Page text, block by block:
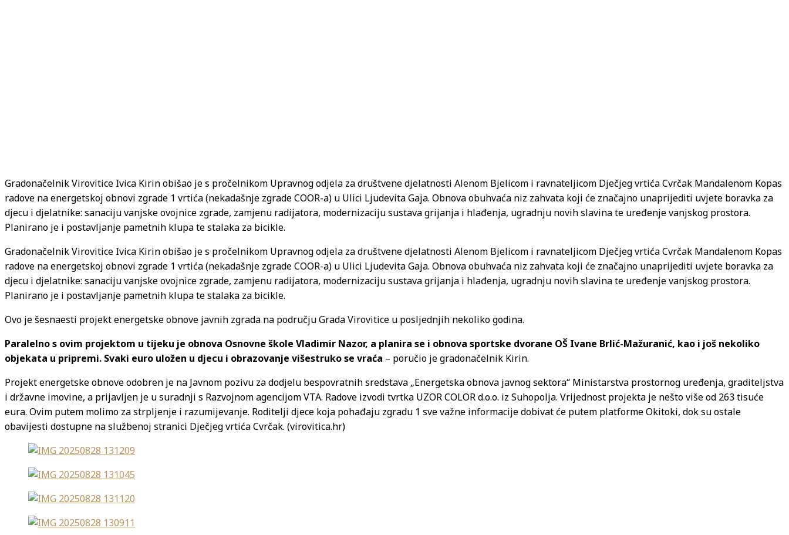
Gradonačelnik Virovitice Ivica Kirin obišao je s pročelnikom Upravnog odjela za društvene djelatnosti Alenom Bjelicom i ravnateljicom Dječjeg vrtića Cvrčak Mandalenom Kopas
radove na energetskoj obnovi zgrade 1 vrtića (nekadašnje zgrade COOR-a) u Ulici Ljudevita Gaja. Obnova obuhvaća niz zahvata koji će značajno unaprijediti uvjete boravka za
djecu i djelatnike: sanaciju vanjske ovojnice zgrade, zamjenu radijatora, modernizaciju sustava grijanja i hlađenja, ugradnju novih slavina te uređenje vanjskog prostora.
Planirano je i postavljanje pametnih klupa te stalaka za bicikle.
Gradonačelnik Virovitice Ivica Kirin obišao je s pročelnikom Upravnog odjela za društvene djelatnosti Alenom Bjelicom i ravnateljicom Dječjeg vrtića Cvrčak Mandalenom Kopas
radove na energetskoj obnovi zgrade 1 vrtića (nekadašnje zgrade COOR-a) u Ulici Ljudevita Gaja. Obnova obuhvaća niz zahvata koji će značajno unaprijediti uvjete boravka za
djecu i djelatnike: sanaciju vanjske ovojnice zgrade, zamjenu radijatora, modernizaciju sustava grijanja i hlađenja, ugradnju novih slavina te uređenje vanjskog prostora.
Planirano je i postavljanje pametnih klupa te stalaka za bicikle.
Ovo je šesnaesti projekt energetske obnove javnih zgrada na području Grada Virovitice u posljednjih nekoliko godina.
Paralelno s ovim projektom u tijeku je obnova Osnovne škole Vladimir Nazor, a planira se i obnova sportske dvorane OŠ Ivane Brlić-Mažuranić, kao i još nekoliko
objekata u pripremi. Svaki euro uložen u djecu i obrazovanje višestruko se vraća – poručio je gradonačelnik Kirin.
Projekt energetske obnove odobren je na Javnom pozivu za dodjelu bespovratnih sredstava „Energetska obnova javnog sektora“ Ministarstva prostornog uređenja, graditeljstva
i državne imovine, a prijavljen je u suradnji s Razvojnom agencijom VTA. Radove izvodi tvrtka UZOR COLOR d.o.o. iz Suhopolja. Vrijednost projekta je nešto više od 263 tisuće
eura. Ovim putem molimo za strpljenje i razumijevanje. Roditelji djece koja pohađaju zgradu 1 sve važne informacije dobivat će putem platforme Okitoki, dok su ostale
obavijesti dostupne na službenoj stranici Dječjeg vrtića Cvrčak. (virovitica.hr)